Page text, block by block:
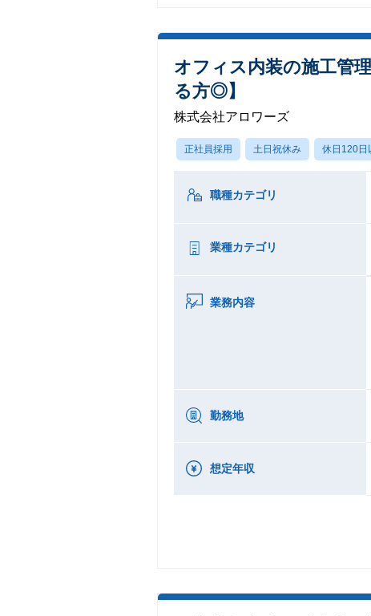
オフィス内装の施工管
る方◎】
株式会社アロワーズ
正社員採用 土日祝休み 休日120日
職種カテゴリ
業種カテゴリ
業務内容
勤務地
想定年収